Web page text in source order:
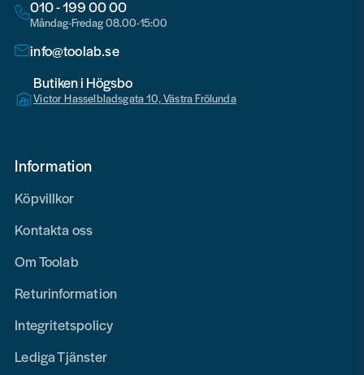
010 - 199 00 00
Måndag-Fredag 08.00-15:00
info@toolab.se
Butiken i Högsbo
Victor Hasselbladsgata 10, Västra Frölunda
Information
Köpvillkor
Kontakta oss
Om Toolab
Returinformation
Integritetspolicy
Lediga Tjänster